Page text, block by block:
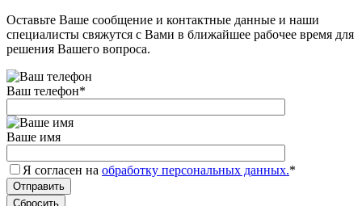
Оставьте Ваше сообщение и контактные данные и наши
специалисты свяжутся с Вами в ближайшее рабочее время для
решения Вашего вопроса.
Ваш телефон*
Ваше имя
Я согласен на обработку персональных данных.*